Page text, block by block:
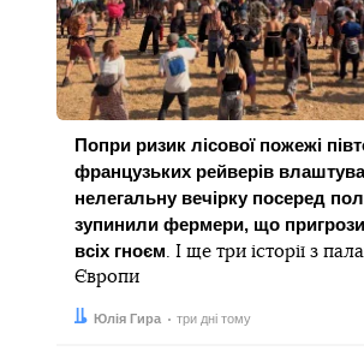
Попри ризик лісової пожежі
французьких рейверів
нелегальну вечірку посеред
зупинили фермери, що
всіх гноєм. І ще три історії з
Європи
Автор:Юлія Гира
Дата: три дні тому